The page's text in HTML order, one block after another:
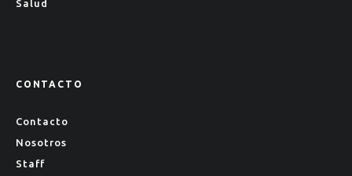
Salud
CONTACTO
Contacto
Nosotros
Staff